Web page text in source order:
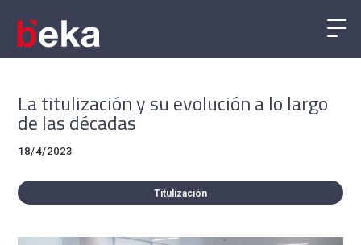
La titulización y su evolución a lo largo
de las décadas
18/4/2023
Titulización